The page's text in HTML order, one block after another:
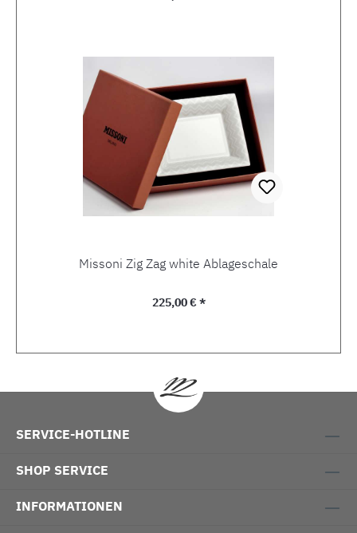
Missoni Zig Zag white Ablageschale
Regulärer Preis:
225,00 € *
SERVICE-HOTLINE
SHOP SERVICE
INFORMATIONEN